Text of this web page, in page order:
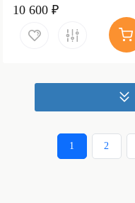
10 600 ₽
1 2